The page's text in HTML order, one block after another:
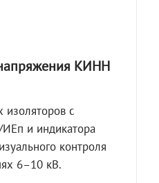
КИНН
изоляторов с
и индикатора
контроля
6–10 кВ.